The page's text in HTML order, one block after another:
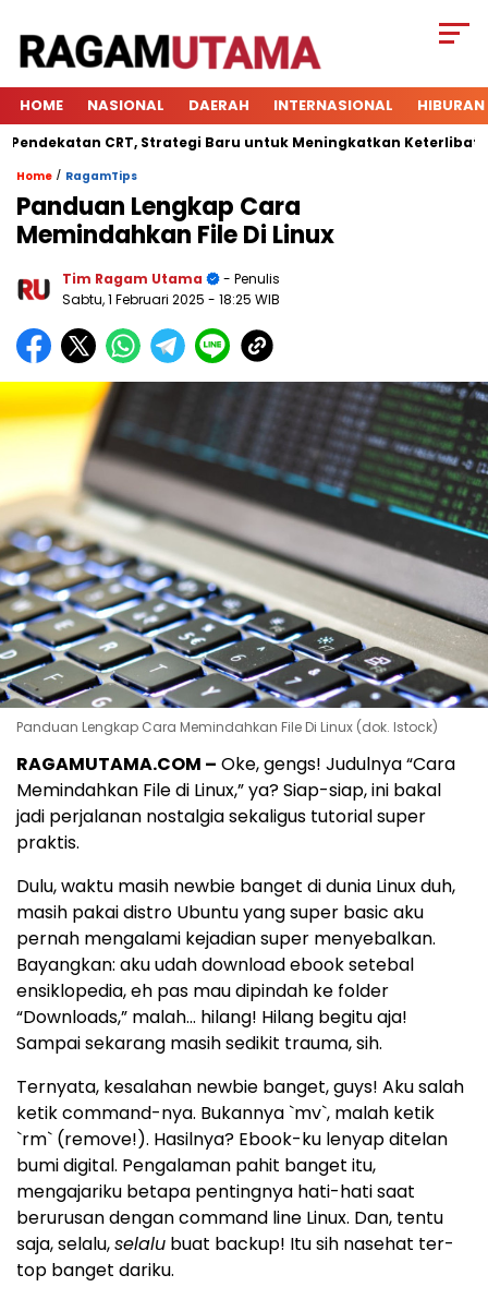
HOME NASIONAL DAERAH INTERNASIONAL HIBURAN
CRT, Strategi Baru untuk Meningkatkan Keterlibatan
Home / RagamTips
Panduan Lengkap Cara
Memindahkan File Di Linux
Tim Ragam Utama
- Penulis
Sabtu, 1 Februari 2025 - 18:25 WIB
Panduan Lengkap Cara Memindahkan File Di Linux (dok. Istock)
RAGAMUTAMA.COM – Oke, gengs! Judulnya “Cara
Memindahkan File di Linux,” ya? Siap-siap, ini bakal
jadi perjalanan nostalgia sekaligus tutorial super
praktis.
Dulu, waktu masih newbie banget di dunia Linux duh,
masih pakai distro Ubuntu yang super basic aku
pernah mengalami kejadian super menyebalkan.
Bayangkan: aku udah download ebook setebal
ensiklopedia, eh pas mau dipindah ke folder
“Downloads,” malah… hilang! Hilang begitu aja!
Sampai sekarang masih sedikit trauma, sih.
Ternyata, kesalahan newbie banget, guys! Aku salah
ketik command-nya. Bukannya `mv`, malah ketik
`rm` (remove!). Hasilnya? Ebook-ku lenyap ditelan
bumi digital. Pengalaman pahit banget itu,
mengajariku betapa pentingnya hati-hati saat
berurusan dengan command line Linux. Dan, tentu
saja, selalu,selalu buat backup! Itu sih nasehat ter-
top banget dariku.